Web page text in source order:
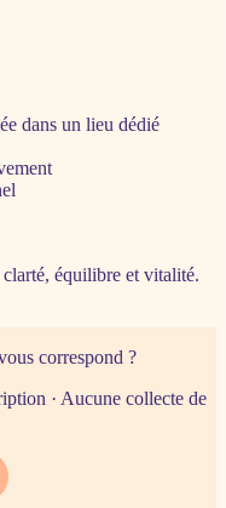
dans un lieu dédié
équilibre et vitalité.
correspond ?
· Aucune collecte de